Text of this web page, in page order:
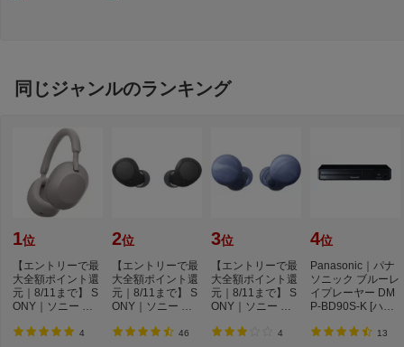
同じジャンルのランキング
1位
【エントリーで最
大全額ポイント還
元｜8/11まで】 S
ONY｜ソニー ブ
ド...
4
2位
【エントリーで最
大全額ポイント還
元｜8/11まで】 S
ONY｜ソニー 完
ホ...
46
3位
【エントリーで最
大全額ポイント還
元｜8/11まで】 S
ONY｜ソニー 完
ホ...
4
4位
Panasonic｜パナ
ソニック ブルーレ
イプレーヤー DM
P-BD90S-K [ハイ
用...
13